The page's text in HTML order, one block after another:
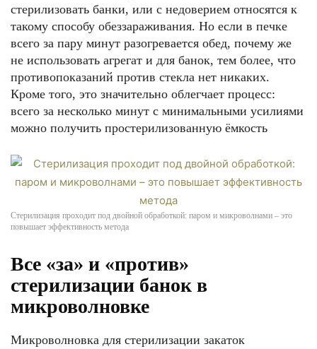
стерилизовать банки, или с недоверием относятся к
такому способу обеззараживания. Но если в печке
всего за пару минут разогревается обед, почему же
не использовать агрегат и для банок, тем более, что
противопоказаний против стекла нет никаких.
Кроме того, это значительно облегчает процесс:
всего за несколько минут с минимальными усилиями
можно получить простерилизованную ёмкость
Стерилизация проходит под двойной обработкой: паром и микроволнами – это
повышает эффективность метода
Все «за» и «против»
стерилизации банок в
микроволновке
Микроволновка для стерилизации закаток